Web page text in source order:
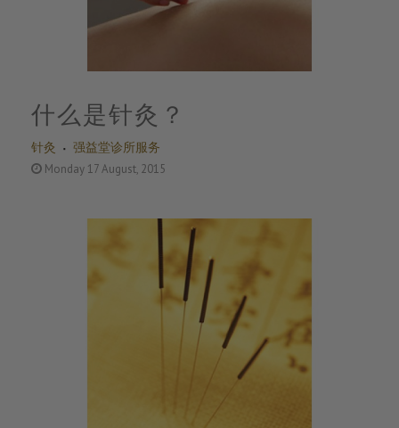
针灸 强益堂诊所服务
什么是针灸？
Monday 17 August, 2015